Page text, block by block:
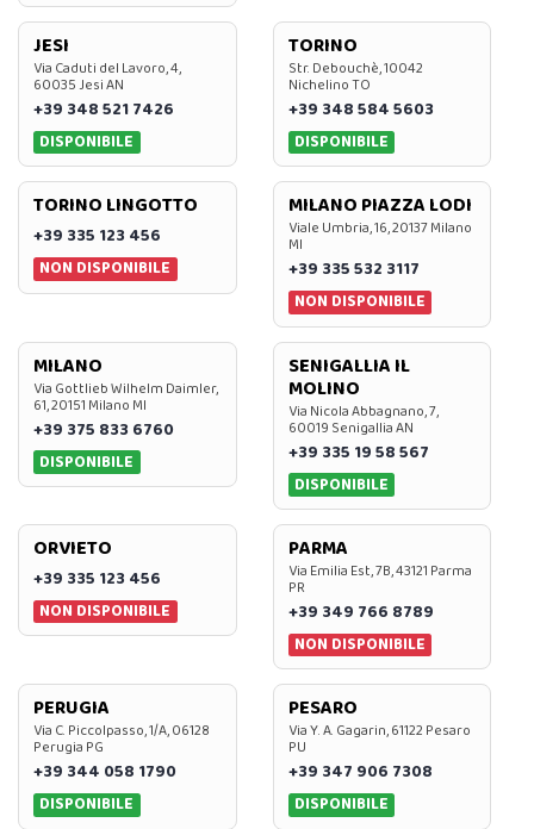
JESI
Via Caduti del Lavoro, 4,
60035 Jesi AN
+39 348 521 7426
DISPONIBILE
TORINO
Str. Debouchè, 10042
Nichelino TO
+39 348 584 5603
DISPONIBILE
TORINO LINGOTTO
+39 335 123 456
NON DISPONIBILE
MILANO PIAZZA LODI
Viale Umbria, 16, 20137 Milano
MI
+39 335 532 3117
NON DISPONIBILE
MILANO
Via Gottlieb Wilhelm Daimler,
61, 20151 Milano MI
+39 375 833 6760
DISPONIBILE
SENIGALLIA IL
MOLINO
Via Nicola Abbagnano, 7,
60019 Senigallia AN
+39 335 19 58 567
DISPONIBILE
ORVIETO
+39 335 123 456
NON DISPONIBILE
PARMA
Via Emilia Est, 7B, 43121 Parma
PR
+39 349 766 8789
NON DISPONIBILE
PERUGIA
Via C. Piccolpasso, 1/A, 06128
Perugia PG
+39 344 058 1790
DISPONIBILE
PESARO
Via Y. A. Gagarin, 61122 Pesaro
PU
+39 347 906 7308
DISPONIBILE